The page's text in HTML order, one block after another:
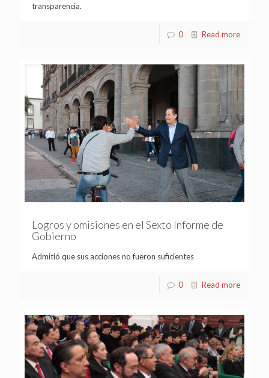
transparencia.
0 Read more
Logros y omisiones en el Sexto Informe de
Gobierno
Admitió que sus acciones no fueron suficientes
0 Read more